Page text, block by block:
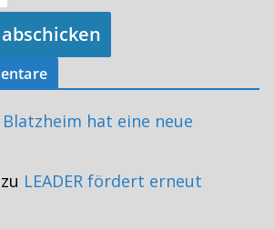
Blatzheim hat eine neue
zu LEADER fördert erneut